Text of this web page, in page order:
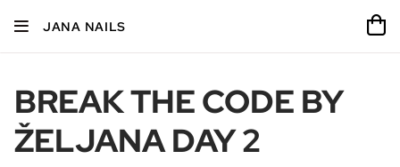
JANA NAILS
BREAK THE CODE BY
ŽELJANA DAY 2